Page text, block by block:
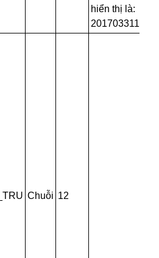
hiển thị là:
201703311520
Chuỗi 12